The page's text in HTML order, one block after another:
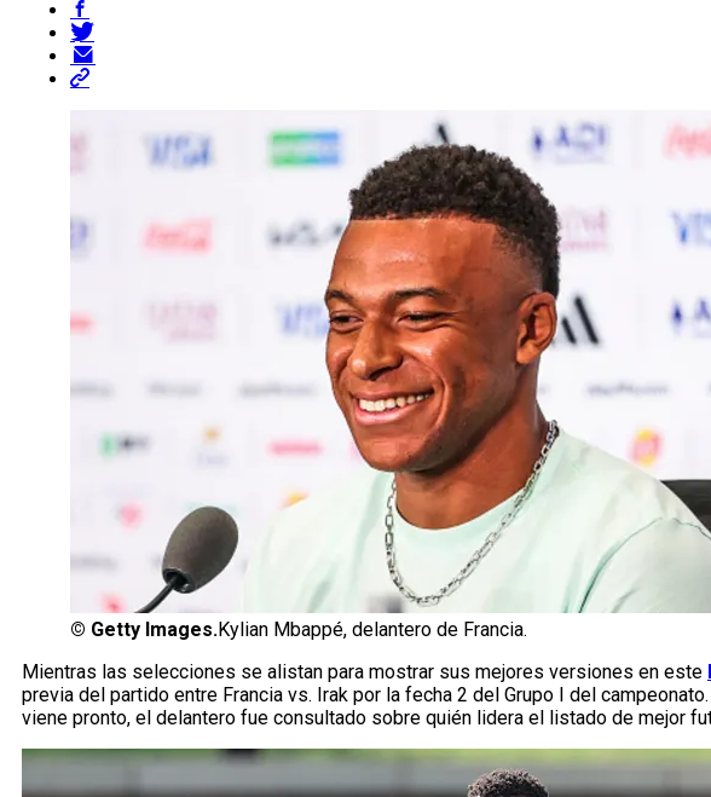
© Getty Images.Kylian Mbappé, delantero de Francia.
Mientras las selecciones se alistan para mostrar sus mejores versiones en este
previa del partido entre Francia vs. Irak por la fecha 2 del Grupo I del
viene pronto, el delantero fue consultado sobre quién lidera el listado de mejor